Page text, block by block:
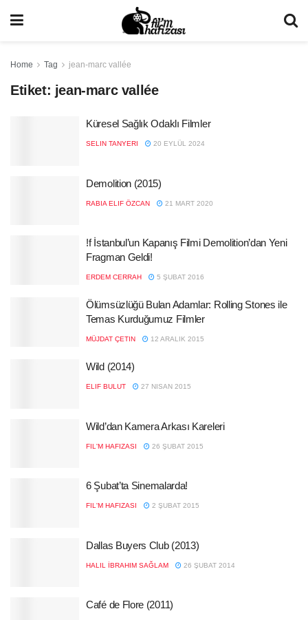
Home Tag jean-marc vallée
Etiket: jean-marc vallée
Küresel Sağlık Odaklı Filmler
SELIN TANYERI 20 EYLÜL 2024
Demolition (2015)
RABIA ELIF ÖZCAN 21 MART 2020
!f İstanbul’un Kapanış Filmi Demolition’dan Yeni
Fragman Geldi!
ERDEM CERRAH 5 ŞUBAT 2016
Ölümsüzlüğü Bulan Adamlar: Rolling Stones ile
Temas Kurduğumuz Filmler
MÜJDAT ÇETIN 12 ARALIK 2015
Wild (2014)
ELIF BULUT 27 NISAN 2015
Wild’dan Kamera Arkası Kareleri
FIL'M HAFIZASI 26 ŞUBAT 2015
6 Şubat’ta Sinemalarda!
FIL'M HAFIZASI 2 ŞUBAT 2015
Dallas Buyers Club (2013)
HALIL İBRAHIM SAĞLAM 26 ŞUBAT 2014
Café de Flore (2011)